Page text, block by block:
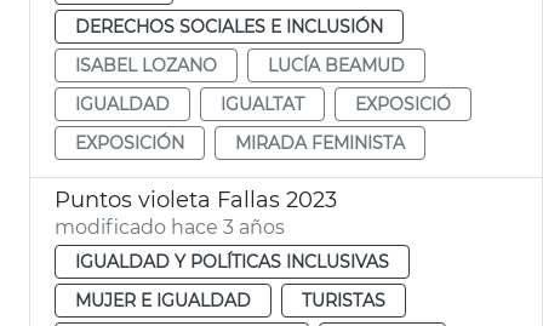
DERECHOS SOCIALES E INCLUSIÓN
ISABEL LOZANO
LUCÍA BEAMUD
IGUALDAD
IGUALTAT
EXPOSICIÓ
EXPOSICIÓN
MIRADA FEMINISTA
Puntos violeta Fallas 2023
modificado hace 3 años
IGUALDAD Y POLÍTICAS INCLUSIVAS
MUJER E IGUALDAD
TURISTAS